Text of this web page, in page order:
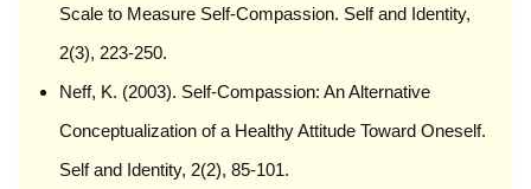
Scale to Measure Self-Compassion. Self and Identity,
2(3), 223-250.
Neff, K. (2003). Self-Compassion: An Alternative
Conceptualization of a Healthy Attitude Toward Oneself.
Self and Identity, 2(2), 85-101.